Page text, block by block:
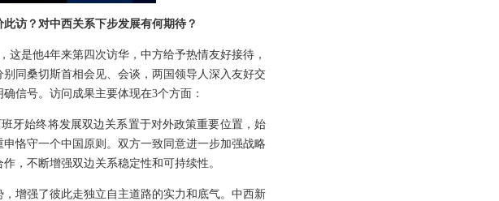
访？对中西关系下步发展有何期待？
是他4年来第四次访华，中方给予热情友好接待，
同桑切斯首相会见、会谈，两国领导人深入友好交
信号。访问成果主要体现在3个方面：
牙始终将发展双边关系置于对外政策重要位置，始
恪守一个中国原则。双方一致同意进一步加强战略
，不断增强双边关系稳定性和可持续性。
增强了彼此走独立自主道路的实力和底气。中西新